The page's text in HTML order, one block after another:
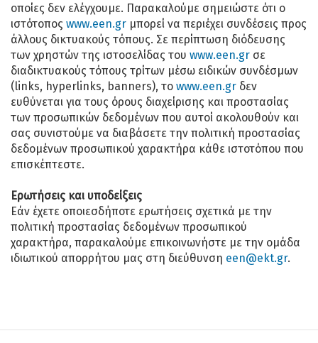
οποίες δεν ελέγχουμε. Παρακαλούμε σημειώστε ότι ο
ιστότοπος www.een.gr μπορεί να περιέχει συνδέσεις προς
άλλους δικτυακούς τόπους. Σε περίπτωση διόδευσης
των χρηστών της ιστοσελίδας του www.een.gr σε
διαδικτυακούς τόπους τρίτων μέσω ειδικών συνδέσμων
(links, hyperlinks, banners), το www.een.gr δεν
ευθύνεται για τους όρους διαχείρισης και προστασίας
των προσωπικών δεδομένων που αυτοί ακολουθούν και
σας συνιστούμε να διαβάσετε την πολιτική προστασίας
δεδομένων προσωπικού χαρακτήρα κάθε ιστοτόπου που
επισκέπτεστε.
Ερωτήσεις και υποδείξεις
Εάν έχετε οποιεσδήποτε ερωτήσεις σχετικά με την
πολιτική προστασίας δεδομένων προσωπικού
χαρακτήρα, παρακαλούμε επικοινωνήστε με την ομάδα
ιδιωτικού απορρήτου μας στη διεύθυνση een@ekt.gr.